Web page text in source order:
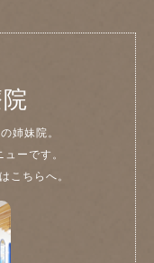
姉妹院。
ーです。
こちらへ。